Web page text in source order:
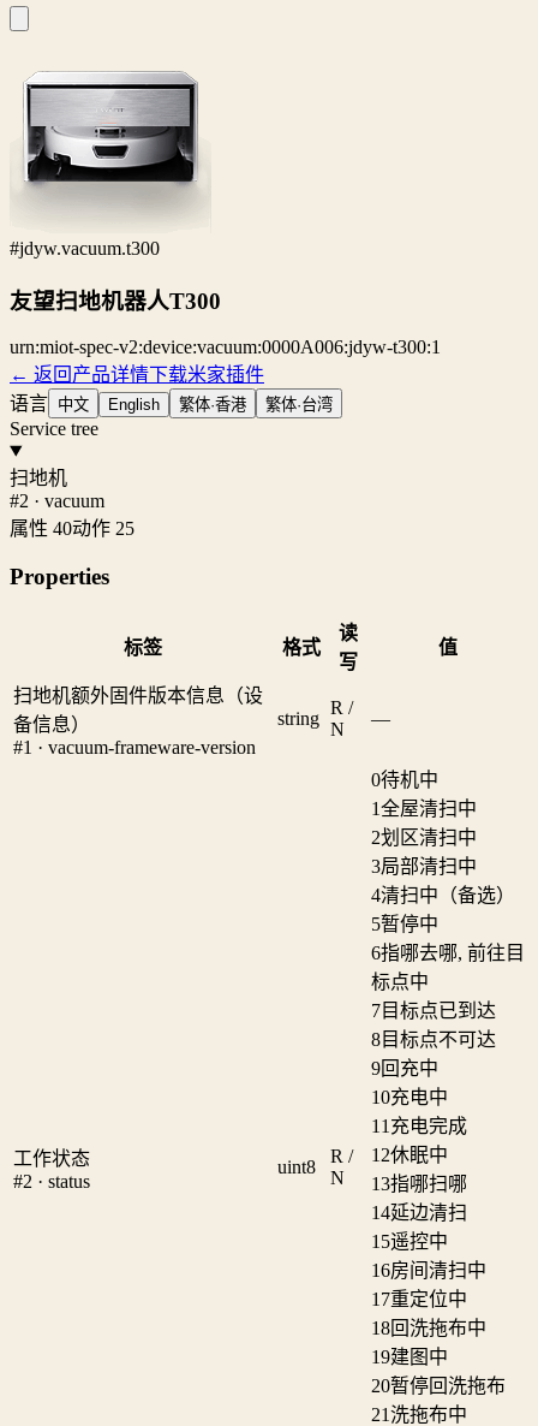
#jdyw.vacuum.t300
友望扫地机器人T300
urn:miot-spec-v2:device:vacuum:0000A006:jdyw-t300:1
← 返回产品详情下载米家插件
语言 中文 English 繁体·香港 繁体·台湾
Service tree
扫地机
#2 · vacuum
属性 40动作 25
Properties
标签 格式
读
写
值
扫地机额外固件版本信息（设
备信息）
#1 · vacuum-frameware-version
string
R /
N
—
工作状态
#2 · status
uint8
R /
N
0待机中
1全屋清扫中
2划区清扫中
3局部清扫中
4清扫中（备选）
5暂停中
6指哪去哪, 前往目
标点中
7目标点已到达
8目标点不可达
9回充中
10充电中
11 充电完成
12休眠中
13指哪扫哪
14延边清扫
15遥控中
16房间清扫中
17重定位中
18回洗拖布中
19建图中
20暂停回洗拖布
21洗拖布中